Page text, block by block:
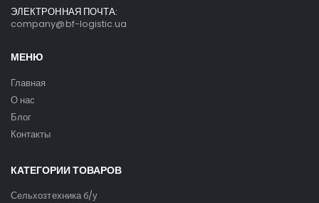
ЭЛЕКТРОННАЯ ПОЧТА:
company@bf-logistic.ua
МЕНЮ
Главная
О нас
Блог
Контакты
КАТЕГОРИИ ТОВАРОВ
Сельхозтехника б/у